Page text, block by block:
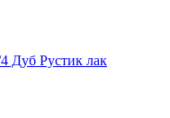
Дуб Рустик лак